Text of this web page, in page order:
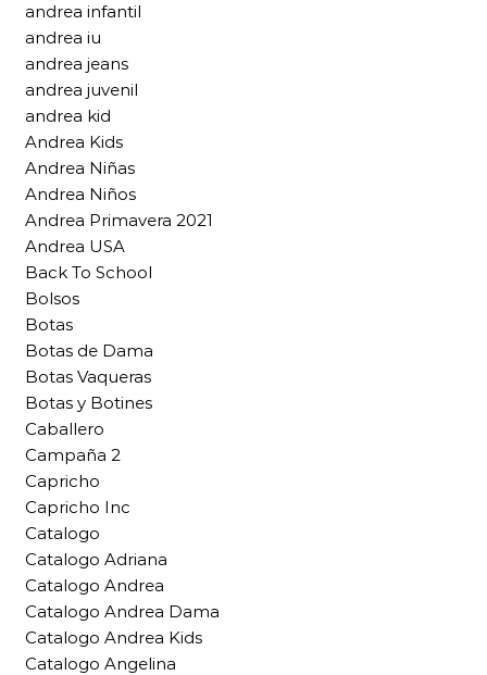
andrea infantil
andrea iu
andrea jeans
andrea juvenil
andrea kid
Andrea Kids
Andrea Niñas
Andrea Niños
Andrea Primavera 2021
Andrea USA
Back To School
Bolsos
Botas
Botas de Dama
Botas Vaqueras
Botas y Botines
Caballero
Campaña 2
Capricho
Capricho Inc
Catalogo
Catalogo Adriana
Catalogo Andrea
Catalogo Andrea Dama
Catalogo Andrea Kids
Catalogo Angelina